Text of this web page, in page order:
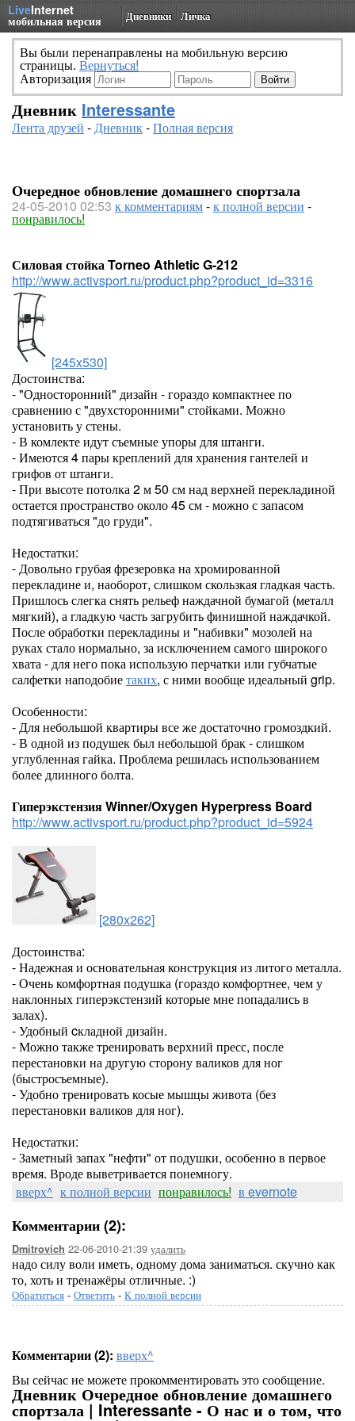
LiveInternet
мобильная версия Дневники Личка
Вы были перенаправлены на мобильную версию
страницы. Вернуться!
Авторизация
Дневник Interessante
Лента друзей -Дневник-Полная версия
Очередное обновление домашнего спортзала
24-05-2010 02:53 к комментариям-к полной версии -
понравилось!
Силовая стойка Torneo Athletic G-212
http://www.activsport.ru/product.php?product_id=3316
[245x530]
Достоинства:
- "Односторонний" дизайн - гораздо компактнее по
сравнению с "двухсторонними" стойками. Можно
установить у стены.
- В комлекте идут съемные упоры для штанги.
- Имеются 4 пары креплений для хранения гантелей и
грифов от штанги.
- При высоте потолка 2 м 50 см над верхней перекладиной
остается пространство около 45 см - можно с запасом
подтягиваться "до груди".
Недостатки:
- Довольно грубая фрезеровка на хромированной
перекладине и, наоборот, слишком скользкая гладкая часть.
Пришлось слегка снять рельеф наждачной бумагой (металл
мягкий), а гладкую часть загрубить финишной наждачкой.
После обработки перекладины и "набивки" мозолей на
руках стало нормально, за исключением самого широкого
хвата - для него пока использую перчатки или губчатые
салфетки наподобиетаких, с ними вообще идеальный grip.
Особенности:
- Для небольшой квартиры все же достаточно громоздкий.
- В одной из подушек был небольшой брак - слишком
углубленная гайка. Проблема решилась использованием
более длинного болта.
Гиперэкстензия Winner/Oxygen Hyperpress Board
http://www.activsport.ru/product.php?product_id=5924
[280x262]
Достоинства:
- Надежная и основательная конструкция из литого металла.
- Очень комфортная подушка (гораздо комфортнее, чем у
наклонных гиперэкстензий которые мне попадались в
залах).
- Удобный cкладной дизайн.
- Можно также тренировать верхний пресс, после
перестановки на другую сторону валиков для ног
(быстросъемные).
- Удобно тренировать косые мышцы живота (без
перестановки валиков для ног).
Недостатки:
- Заметный запах "нефти" от подушки, особенно в первое
время. Вроде выветривается понемногу.
вверх^ к полной версии понравилось! в evernote
Комментарии (2):
Dmitrovich 22-06-2010-21:39 удалить
надо силу воли иметь, одному дома заниматься. скучно как
то, хоть и тренажёры отличные. :)
Обратиться - Ответить - К полной версии
Комментарии (2): вверх^
Вы сейчас не можете прокомментировать это сообщение.
Дневник Очередное обновление домашнего
спортзала | Interessante - О нас и о том, что